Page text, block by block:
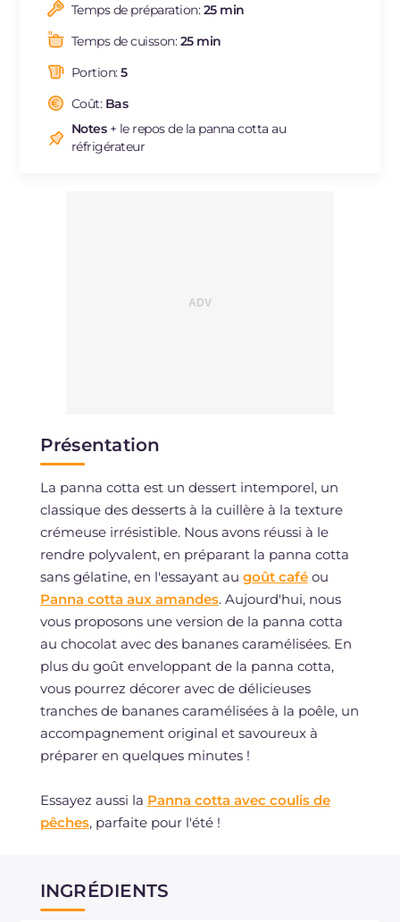
Protéine
Graisses
Fibre
Cholestérol
Sodium mg
Temps de préparation:25 min
Temps de cuisson:25 min
Portion:5
Coût: Bas
Notes+ le repos de la panna cotta au
réfrigérateur
Présentation
La panna cotta est un dessert intemporel, un
classique des desserts à la cuillère à la texture
crémeuse irrésistible. Nous avons réussi à le
rendre polyvalent, en préparant la panna cotta
sans gélatine, en l'essayant au goût caféou
Panna cotta aux amandes. Aujourd'hui, nous
vous proposons une version de la panna cotta
au chocolat avec des bananes caramélisées. En
plus du goût enveloppant de la panna cotta,
vous pourrez décorer avec de délicieuses
tranches de bananes caramélisées à la poêle, un
accompagnement original et savoureux à
préparer en quelques minutes !
Essayez aussi la Panna cotta avec coulis de
pêches, parfaite pour l'été !
INGRÉDIENTS